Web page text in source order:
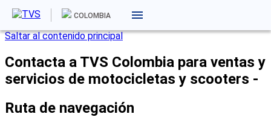
Saltar al contenido principal
Contacta a TVS Colombia para ventas y
servicios de motocicletas y scooters -
COLOMBIA
Ruta de navegación